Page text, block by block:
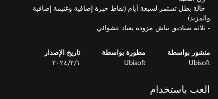
- حالة بطل تستمر لسبعة أيام (نقاط خبرة إضافية وغنيمة إضافية
- ثلاثة صناديق نباش مزودة بعتاد عشوائي
منشور بواسطة
Ubisoft
مطورة بواسطة
Ubisoft
تاريخ الإصدار
١‏/٢‏/٢٠٢٤
العب باستخدام